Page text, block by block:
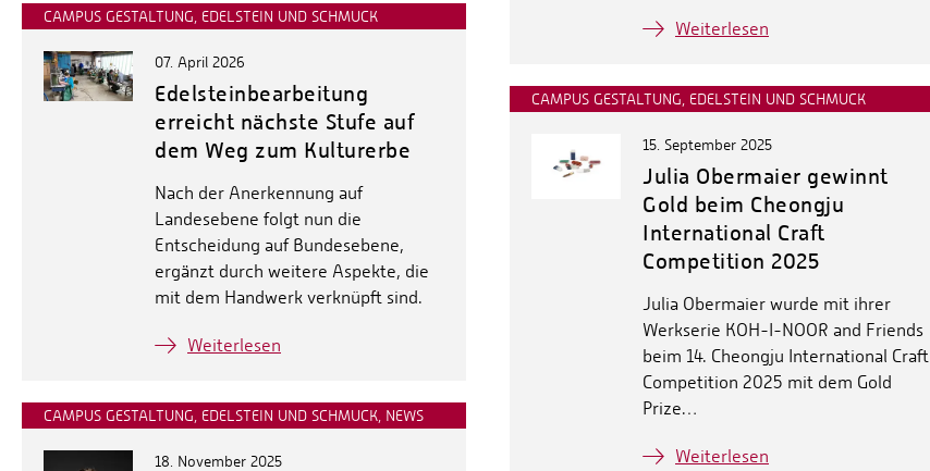
CAMPUS GESTALTUNG, EDELSTEIN UND SCHMUCK
07. April 2026
Edelsteinbearbeitung
erreicht nächste Stufe auf
dem Weg zum Kulturerbe
Nach der Anerkennung auf
Landesebene folgt nun die
Entscheidung auf Bundesebene,
ergänzt durch weitere Aspekte, die
mit dem Handwerk verknüpft sind.
Weiterlesen
CAMPUS GESTALTUNG, EDELSTEIN UND SCHMUCK, NEWS
18. November 2025
Weiterlesen
CAMPUS GESTALTUNG, EDELSTEIN UND SCHMUCK
15. September 2025
Julia Obermaier gewinnt
Gold beim Cheongju
International Craft
Competition 2025
Julia Obermaier wurde mit ihrer
Werkserie KOH-I-NOOR and Friends
beim 14. Cheongju International Craft
Competition 2025 mit dem Gold
Prize…
Weiterlesen